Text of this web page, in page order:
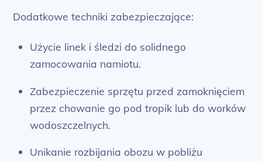
Dodatkowe techniki zabezpieczające:
Użycie linek i śledzi do solidnego
zamocowania namiotu.
Zabezpieczenie sprzętu przed zamoknięciem
przez chowanie go pod tropik lub do worków
wodoszczelnych.
Unikanie rozbijania obozu w pobliżu